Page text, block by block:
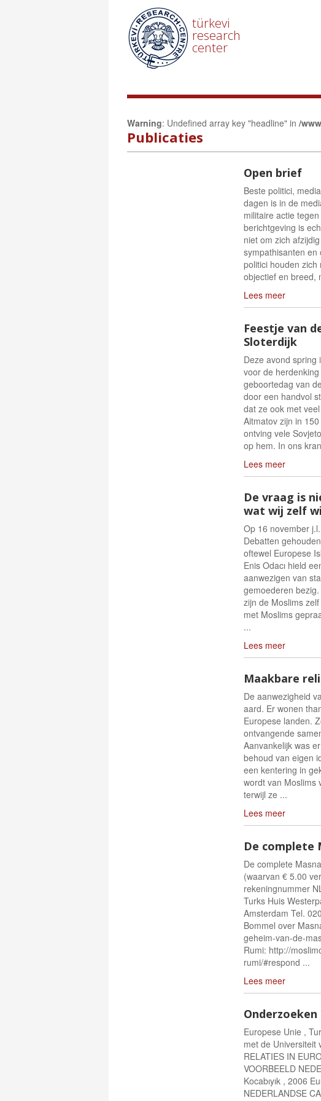
türkevi
research
center
Warning: Undefined array key "headline" in /
Publicaties
Open brief
Beste politici,
dagen is in de
militaire actie
berichtgeving is
niet om zich
sympathisanten en
politici houden
objectief en breed,
Lees meer
Feestje van
Sloterdijk
Deze avond spring
voor de
geboortedag van
door een handvol
dat ze ook met
Aitmatov zijn in
ontving vele
op hem. In ons
Lees meer
De vraag is
wat wij zelf
Op 16 november
Debatten
oftewel Europese
Enis Odacı hield
aanwezigen van
gemoederen
zijn de Moslims
met Moslims
...
Lees meer
Maakbare
De aanwezigheid
aard. Er wonen
Europese landen.
ontvangende
Aanvankelijk was
behoud van eigen
een kentering in
wordt van Moslims
terwijl ze ...
Lees meer
De complete
De complete
(waarvan € 5.00
rekeningnummer
Turks Huis
Amsterdam Tel.
Bommel over
geheim-van-de-
Rumi: http://
rumi/#respond ...
Lees meer
Europese Unie ,
met de Universiteit
RELATIES IN
VOORBEELD
Kocabıyık , 2006
NEDERLANDSE